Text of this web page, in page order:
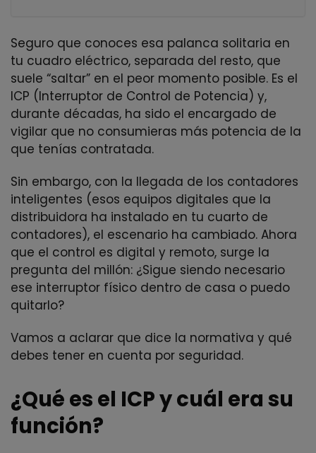
Seguro que conoces esa palanca solitaria en
tu cuadro eléctrico, separada del resto, que
suele “saltar” en el peor momento posible. Es el
ICP (Interruptor de Control de Potencia) y,
durante décadas, ha sido el encargado de
vigilar que no consumieras más potencia de la
que tenías contratada.
Sin embargo, con la llegada de los contadores
inteligentes (esos equipos digitales que la
distribuidora ha instalado en tu cuarto de
contadores), el escenario ha cambiado. Ahora
que el control es digital y remoto, surge la
pregunta del millón: ¿Sigue siendo necesario
ese interruptor físico dentro de casa o puedo
quitarlo?
Vamos a aclarar que dice la normativa y qué
debes tener en cuenta por seguridad.
¿Qué es el ICP y cuál era su
función?